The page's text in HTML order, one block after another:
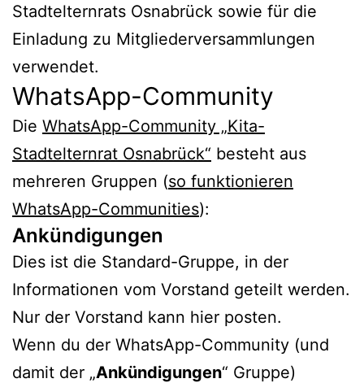
Stadtelternrats Osnabrück sowie für die
Einladung zu Mitgliederversammlungen
verwendet.
WhatsApp-Community
Die WhatsApp-Community „Kita-
Stadtelternrat Osnabrück“ besteht aus
mehreren Gruppen (so funktionieren
WhatsApp-Communities):
Ankündigungen
Dies ist die Standard-Gruppe, in der
Informationen vom Vorstand geteilt werden.
Nur der Vorstand kann hier posten.
Wenn du der WhatsApp-Community (und
damit der „Ankündigungen“ Gruppe)